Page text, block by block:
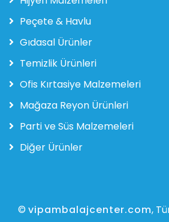
Peçete & Havlu
Gıdasal Ürünler
Temizlik Ürünleri
Ofis Kırtasiye Malzemeleri
Mağaza Reyon Ürünleri
Parti ve Süs Malzemeleri
Diğer Ürünler
© vipambalajcenter.com,